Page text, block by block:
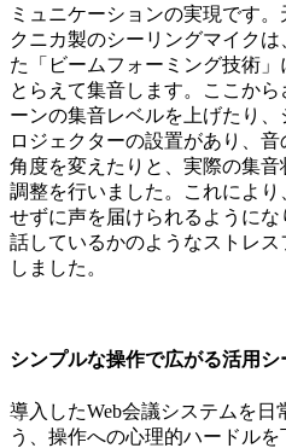
ミュニケーションの実現です
クニカ製のシーリングマイク
た「ビームフォーミング技術
とらえて集音します。ここか
ーンの集音レベルを上げたり
ロジェクターの設置があり、
角度を変えたりと、実際の集
調整を行いました。これによ
せずに声を届けられるように
話しているかのようなストレ
しました。
シンプルな操作で広がる活用シ
導入したWeb会議システムを日
う、操作への心理的ハードル